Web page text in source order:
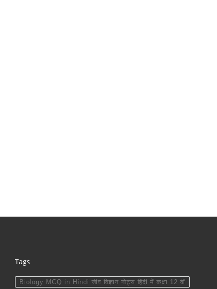
Tags
Biology MCQ in Hindi जीव विज्ञान नोट्स हिंदी में कक्षा 12 वीं